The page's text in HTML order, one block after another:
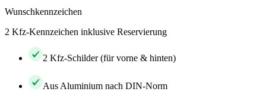
Wunschkennzeichen
2 Kfz-Kennzeichen inklusive Reservierung
2 Kfz-Schilder (für vorne & hinten)
Aus Aluminium nach DIN-Norm